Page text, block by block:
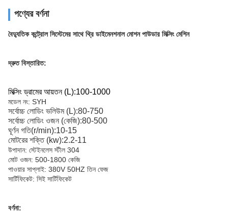
পণ্যের বর্ণনা
বৈদ্যুতিক কন্ট্রোল সিস্টেমের সাথে থ্রি ডাইমেনশনাল মোশন পাউডার মিক্সিং মেশিন
দ্রুত বিস্তারিত:
মিক্সিং ড্রামের আয়তন (L):100-1000
মডেল নং: SYH
সর্বোচ্চ লোডিং ভলিউম (L):80-750
সর্বোচ্চ লোডিং ওজন (কেজি):80-500
ঘূর্ণন গতি(r/min):10-15
মোটরের শক্তি (kw):2.2-11
উপাদান: স্টেইনলেস স্টীল 304
মোট ওজন: 500-1800 কেজি
পাওয়ার সাপ্লাই: 380V 50HZ তিন ফেজ
সার্টিফিকেট: সিই সার্টিফিকেট
বর্ণনা: